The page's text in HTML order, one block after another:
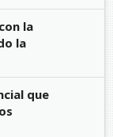
la
la
que